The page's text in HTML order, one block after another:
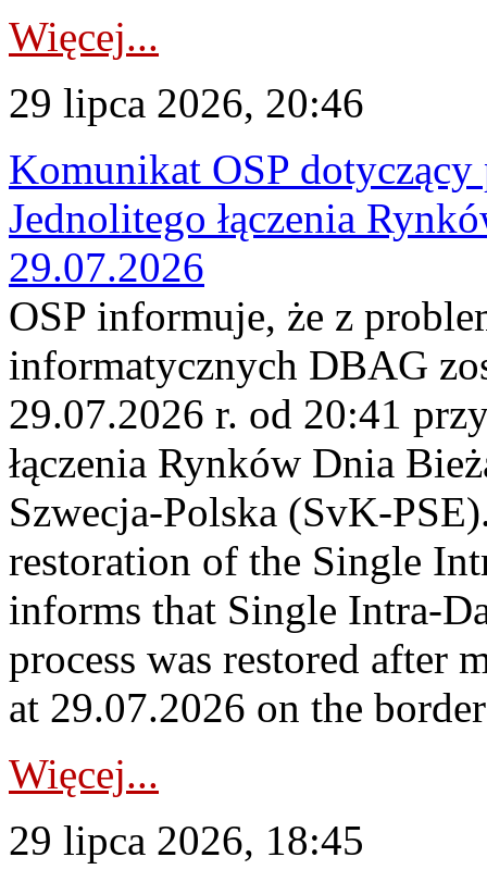
Więcej...
29 lipca 2026, 20:46
Komunikat OSP
Jednolitego łączenia
29.07.2026
OSP informuje, że z
informatycznych DBAG
29.07.2026 r. od 20:41
łączenia Rynków Dnia
Szwecja-Polska (SvK-
restoration of the Single
informs that Single Intra-
process was restored after
at 29.07.2026 on the
Więcej...
29 lipca 2026, 18:45